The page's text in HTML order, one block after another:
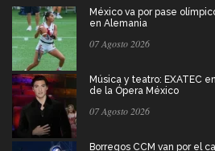
México va por pase
en Alemania
07 Agosto 2026
Música y teatro: EXATEC
de la Ópera México
07 Agosto 2026
Borregos CCM van por el